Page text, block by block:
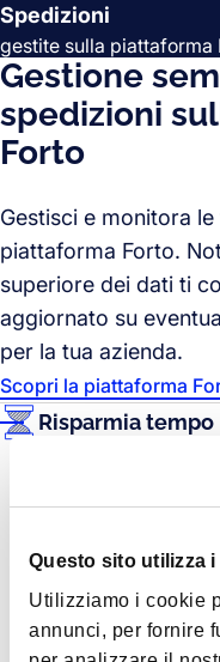
Questo sito utilizza
Utilizziamo i cookie
annunci, per fornire
Spedizioni
gestite sulla piattaforma
Gestione
spedizioni
Forto
Gestisci e monitora
piattaforma Forto.
superiore dei dati ti
aggiornato su
per la tua azienda.
Scopri la piattaforma
Risparmia tempo
centralizzata
quando
Accesso
Accesso